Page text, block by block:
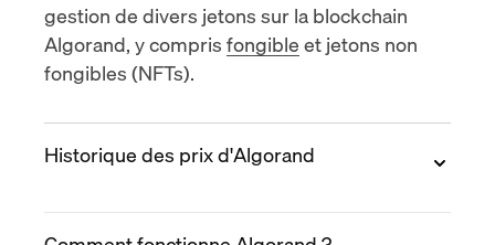
gestion de divers jetons sur la blockchain
Algorand, y compris fongible et jetons non
fongibles (NFTs).
Historique des prix d'Algorand
2019